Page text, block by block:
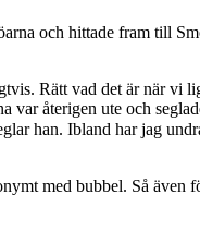
och hittade fram till
Rätt vad det är när vi
var återigen ute och
han. Ibland har jag
med bubbel. Så även